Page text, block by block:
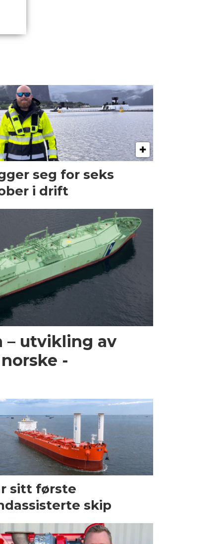
seg for seks
i drift
– utvikling av
sitt første
skip